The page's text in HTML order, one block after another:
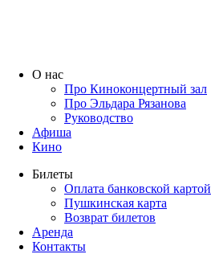
О нас
Про Киноконцертный зал
Про Эльдара Рязанова
Руководство
Афиша
Кино
Билеты
Оплата банковской картой
Пушкинская карта
Возврат билетов
Аренда
Контакты